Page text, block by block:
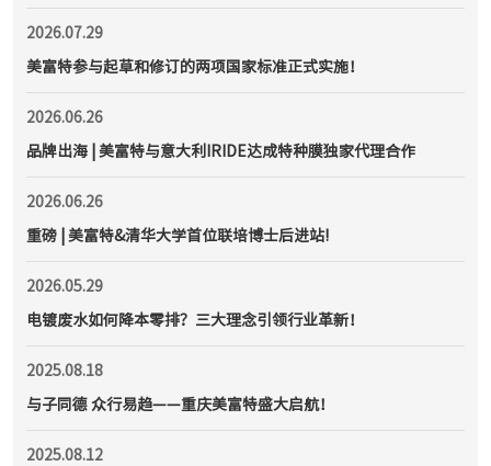
2026.07.29
美富特参与起草和修订的两项国家标准正式实施！
2026.06.26
品牌出海 | 美富特与意大利IRIDE达成特种膜独家代理合作
2026.06.26
重磅 | 美富特&清华大学首位联培博士后进站!
2026.05.29
电镀废水如何降本零排？三大理念引领行业革新！
2025.08.18
与子同德 众行易趋——重庆美富特盛大启航！
2025.08.12